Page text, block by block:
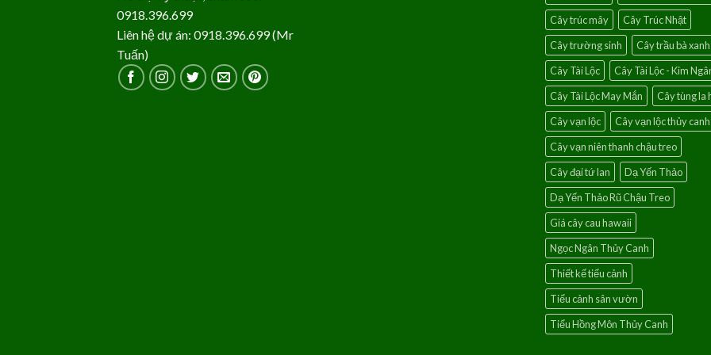
0918.396.699
Liên hệ dự án: 0918.396.699 (Mr
Tuấn)
Cây trúc mây
Cây Trúc Nhật
Cây trường sinh
Cây trầu bà xanh
Cây Tài Lộc
Cây Tài Lộc - Kim
Cây Tài Lộc May Mắn
Cây tùng la
Cây vạn lộc
Cây vạn lộc thủy canh
Cây vạn niên thanh chậu treo
Cây đại tứ lan
Dạ Yến Thảo
Dạ Yến Thảo Rũ Chậu Treo
Giá cây cau hawaii
Ngọc Ngân Thủy Canh
Thiết kế tiểu cảnh
Tiểu cảnh sân vườn
Tiểu Hồng Môn Thủy Canh